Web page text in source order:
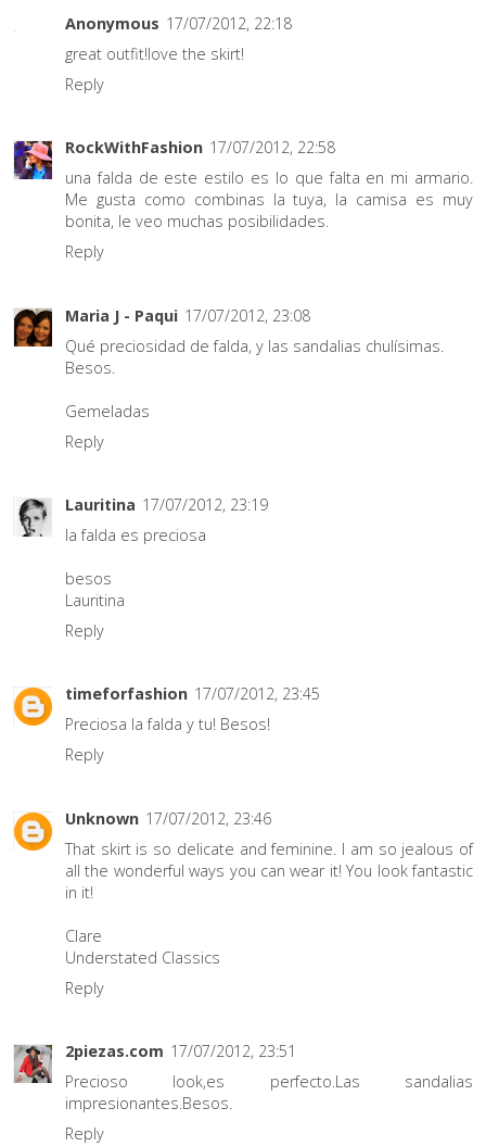
Anonymous 17/07/2012, 22:18
great outfit!love the skirt!
Reply
RockWithFashion 17/07/2012, 22:58
una falda de este estilo es lo que falta en mi armario.
Me gusta como combinas la tuya, la camisa es muy
bonita, le veo muchas posibilidades.
Reply
Maria J - Paqui 17/07/2012, 23:08
Qué preciosidad de falda, y las sandalias chulísimas.
Besos.
Gemeladas
Reply
Lauritina 17/07/2012, 23:19
la falda es preciosa
besos
Lauritina
Reply
timeforfashion 17/07/2012, 23:45
Preciosa la falda y tu! Besos!
Reply
Unknown 17/07/2012, 23:46
That skirt is so delicate and feminine. I am so jealous of
all the wonderful ways you can wear it! You look fantastic
in it!
Clare
Understated Classics
Reply
2piezas.com 17/07/2012, 23:51
Precioso look,es perfecto.Las sandalias
impresionantes.Besos.
Reply